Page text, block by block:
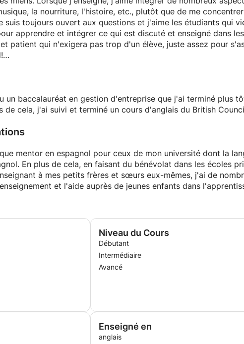
la nourriture, l'histoire, etc., plutôt que de me concentrer
suis toujours ouvert aux questions et j'aime les étudiants qui
apprendre et intégrer ce qui est discuté et enseigné dans
patient qui n'exigera pas trop d'un élève, juste assez pour
famille avec plusieurs frères et sœurs plus jeunes et, en
De la même manière, je sais miser sur des connaissances
de tout niveau à progresser rapidement.
un baccalauréat en gestion d'entreprise que j'ai terminé plus
de cela, j'ai suivi et terminé un cours d'anglais du British
mentor en espagnol pour ceux de mon université dont la
En plus de cela, en faisant du bénévolat dans les écoles
à mes petits frères et sœurs eux-mêmes, j'ai de
et l'aide auprès de jeunes enfants dans
Niveau du Cours
Débutant
Intermédiaire
Avancé
Enseigné en
anglais